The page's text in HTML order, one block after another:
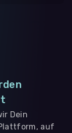
Dein
auf